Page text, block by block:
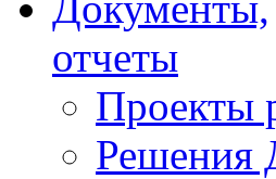
отчеты
Проекты
Решения